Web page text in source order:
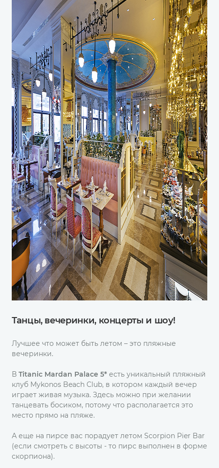
Танцы, вечеринки, концерты и шоу!
Лучшее что может быть летом – это пляжные
вечеринки.
В Titanic Mardan Palace 5* есть уникальный пляжный
клуб Mykonos Beach Club, в котором каждый вечер
играет живая музыка. Здесь можно при желании
танцевать босиком, потому что располагается это
место прямо на пляже.
А еще на пирсе вас порадует летом Scorpion Pier Bar
(если смотреть с высоты - то пирс выполнен в форме
скорпиона).